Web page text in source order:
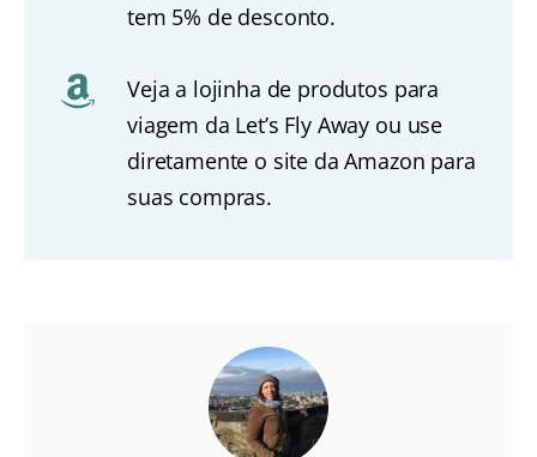
tem 5% de desconto.
Veja a lojinha de produtos para
viagem da Let’s Fly Away ou use
diretamente o site da Amazon para
suas compras.